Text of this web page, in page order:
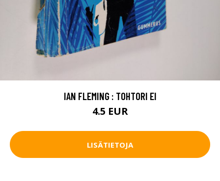
IAN FLEMING : TOHTORI EI
4.5 EUR
LISÄTIETOJA